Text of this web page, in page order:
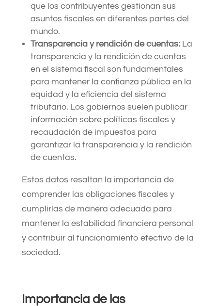
que los contribuyentes gestionan sus
asuntos fiscales en diferentes partes del
mundo.
Transparencia y rendición de cuentas:La
transparencia y la rendición de cuentas
en el sistema fiscal son fundamentales
para mantener la confianza pública en la
equidad y la eficiencia del sistema
tributario. Los gobiernos suelen publicar
información sobre políticas fiscales y
recaudación de impuestos para
garantizar la transparencia y la rendición
de cuentas.
Estos datos resaltan la importancia de
comprender las obligaciones fiscales y
cumplirlas de manera adecuada para
mantener la estabilidad financiera personal
y contribuir al funcionamiento efectivo de la
sociedad.
Importancia de las